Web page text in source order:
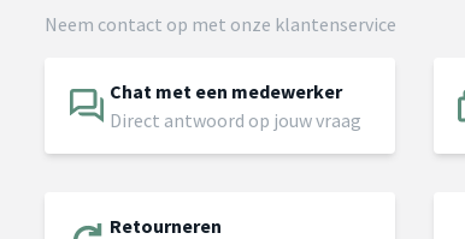
Neem contact op met onze klantenservice
Chat met een medewerker
Direct antwoord op jouw vraag
Retourneren